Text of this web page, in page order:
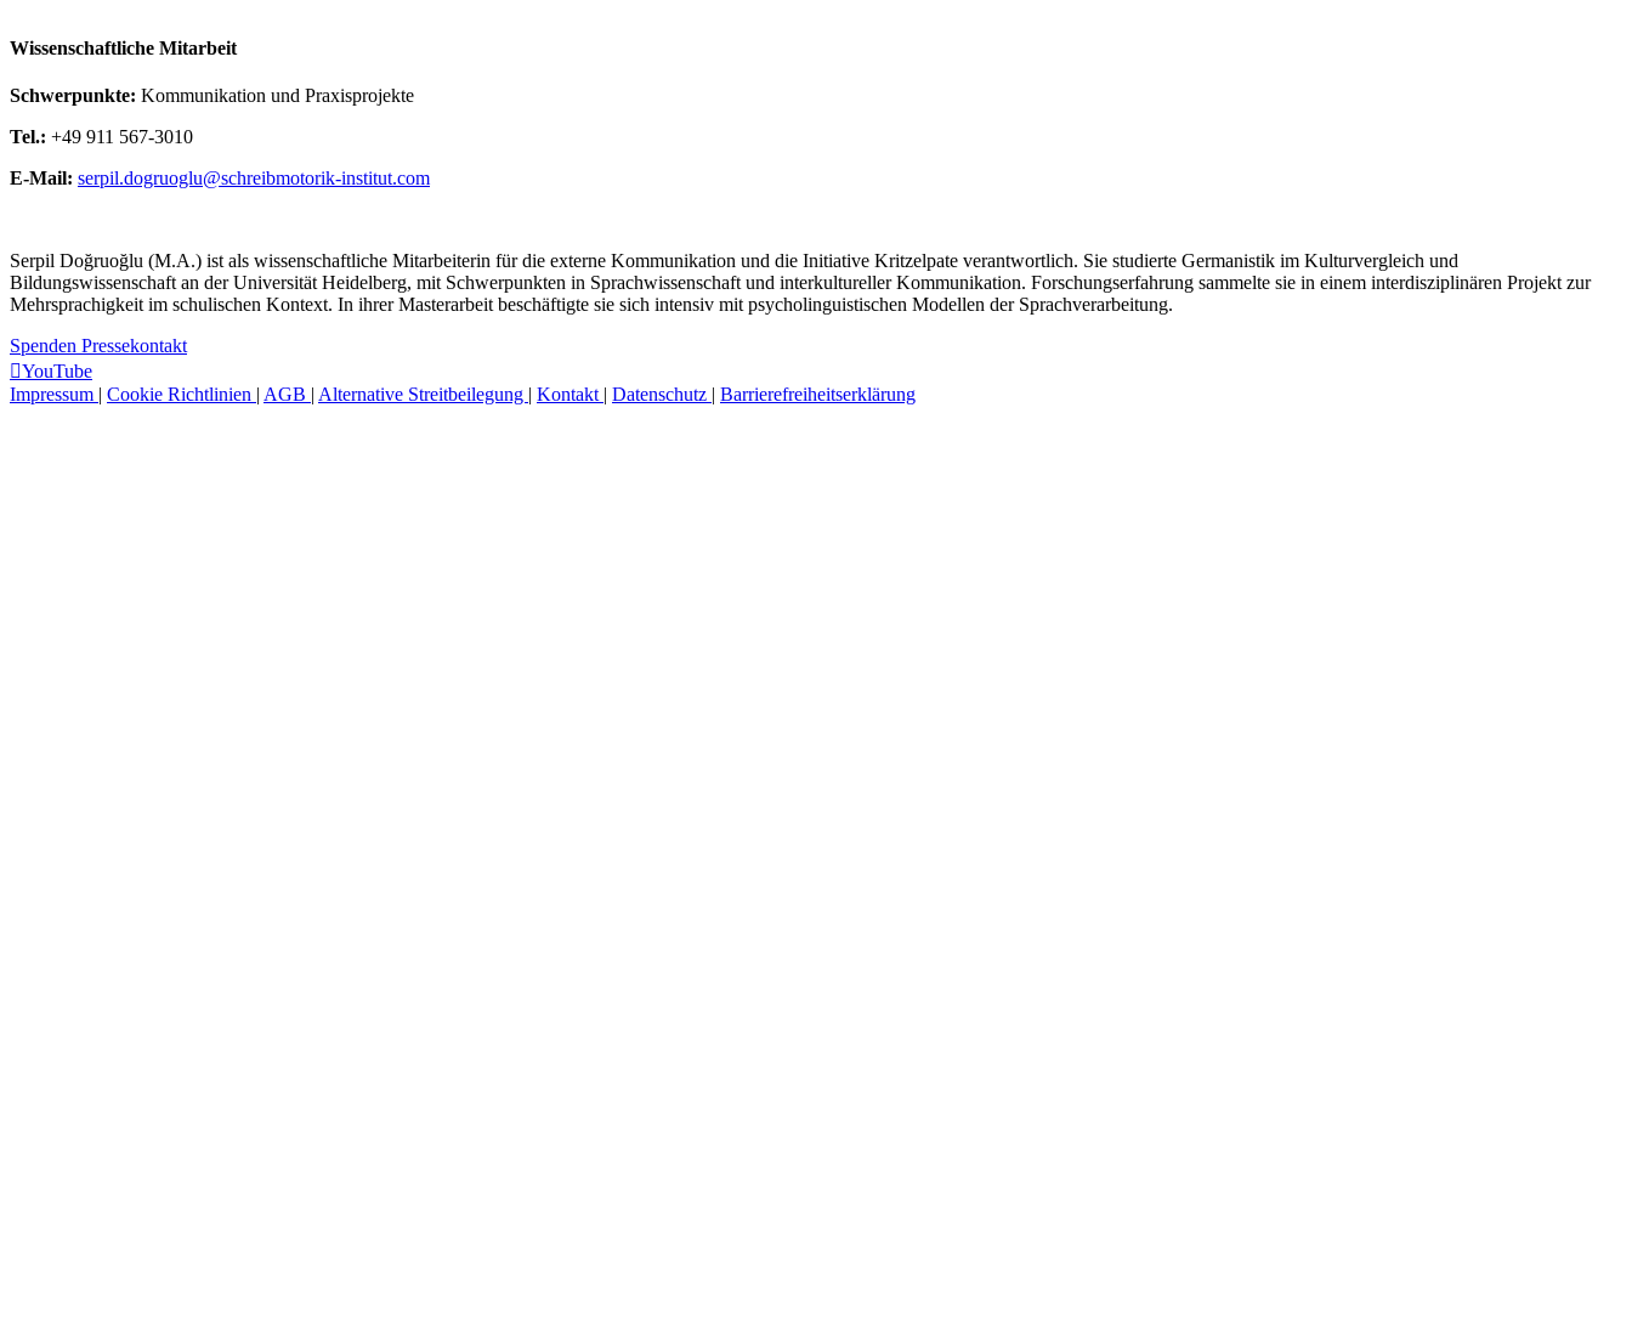
Wissenschaftliche Mitarbeit
Schwerpunkte: Kommunikation und Praxisprojekte
Tel.: +49 911 567-3010
E-Mail: serpil.dogruoglu@schreibmotorik-institut.com
Serpil Doğruoğlu (M.A.) ist als wissenschaftliche Mitarbeiterin für die externe Kommunikation und die Initiative Kritzelpate verantwortlich. Sie studierte Germanistik im Kulturvergleich und
Bildungswissenschaft an der Universität Heidelberg, mit Schwerpunkten in Sprachwissenschaft und interkultureller Kommunikation. Forschungserfahrung sammelte sie in einem interdisziplinären Projekt zur
Mehrsprachigkeit im schulischen Kontext. In ihrer Masterarbeit beschäftigte sie sich intensiv mit psycholinguistischen Modellen der Sprachverarbeitung.
Spenden Pressekontakt
YouTube
Impressum | Cookie Richtlinien | AGB | Alternative Streitbeilegung | Kontakt | Datenschutz | Barrierefreiheitserklärung